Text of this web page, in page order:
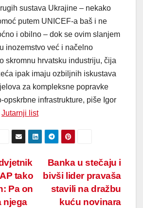
sustava Ukrajine – nekako
putem UNICEF-a baš i ne
i obilno – dok se ovim slanjem
inozemstvo već i načelno
skromnu hrvatsku industriju, čija
ipak imaju ozbiljnih iskustava
za kompleksne popravke
opskrbne infrastrukture, piše Igor
Jutarnji list
Banka u stečaju i
bivši lider pravaša
stavili na dražbu
kuću novinara
tako
Pa on
njega